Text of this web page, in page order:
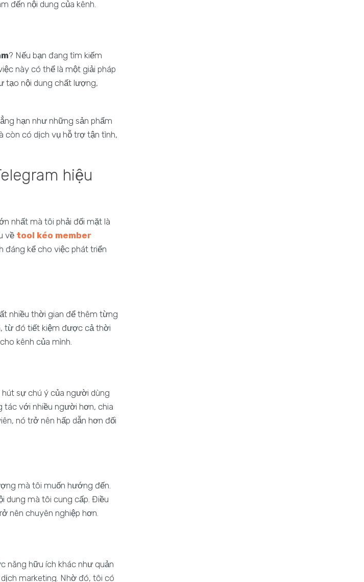
đến nội dung của kênh.
? Nếu bạn đang tìm kiếm
này có thể là một giải pháp
tạo nội dung chất lượng,
hạn như những sản phẩm
còn có dịch vụ hỗ trợ tận tình,
hiệu
nhất mà tôi phải đối mặt là
về tool kéo member
đáng kể cho việc phát triển
nhiều thời gian để thêm từng
từ đó tiết kiệm được cả thời
kênh của mình.
sự chú ý của người dùng
với nhiều người hơn, chia
nó trở nên hấp dẫn hơn đối
mà tôi muốn hướng đến.
dung mà tôi cung cấp. Điều
nên chuyên nghiệp hơn.
năng hữu ích khác như quản
marketing. Nhờ đó, tôi có